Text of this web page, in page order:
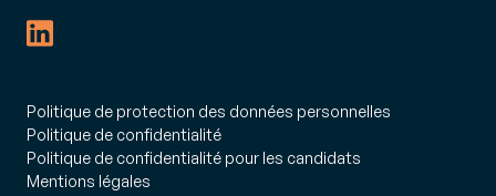
Politique de protection des données personnelles
Politique de confidentialité
Politique de confidentialité pour les candidats
Mentions légales